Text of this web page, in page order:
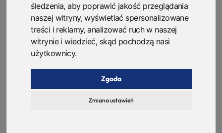
śledzenia, aby poprawić jakość przeglądania
naszej witryny, wyświetlać spersonalizowane
treści i reklamy, analizować ruch w naszej
witrynie i wiedzieć, skąd pochodzą nasi
użytkownicy.
Zgoda
Zmiana ustawień
Wybór źródła ogrzewania domu to dziś decyzja, która
wpływa nie tylko na komfort, ale przede wszystkim na
koszty użytkowania przez kolejne kilkanaście lub
kilkadziesiąt lat. Wśród rozwiązań postrzeganych jako
alternatywa dla paliw kopalnych najczęściej
porównywane są piec na pellet oraz pompa ciepła.
Oba systemy uchodzą za nowoczesne i ekologiczne,
ale w praktyce różnią się znacznie pod względem